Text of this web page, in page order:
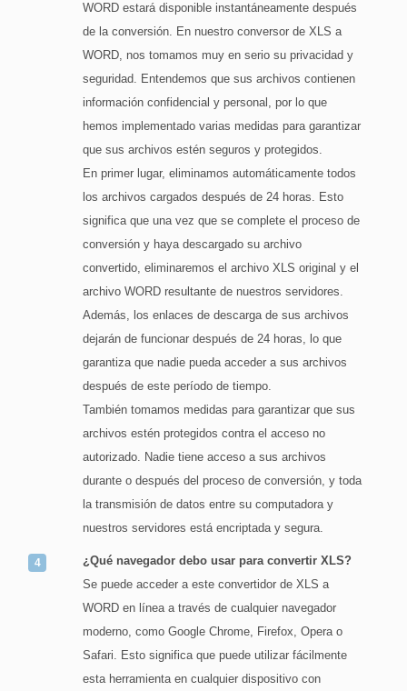
WORD estará disponible instantáneamente después
de la conversión. En nuestro conversor de XLS a
WORD, nos tomamos muy en serio su privacidad y
seguridad. Entendemos que sus archivos contienen
información confidencial y personal, por lo que
hemos implementado varias medidas para garantizar
que sus archivos estén seguros y protegidos.
En primer lugar, eliminamos automáticamente todos
los archivos cargados después de 24 horas. Esto
significa que una vez que se complete el proceso de
conversión y haya descargado su archivo
convertido, eliminaremos el archivo XLS original y el
archivo WORD resultante de nuestros servidores.
Además, los enlaces de descarga de sus archivos
dejarán de funcionar después de 24 horas, lo que
garantiza que nadie pueda acceder a sus archivos
después de este período de tiempo.
También tomamos medidas para garantizar que sus
archivos estén protegidos contra el acceso no
autorizado. Nadie tiene acceso a sus archivos
durante o después del proceso de conversión, y toda
la transmisión de datos entre su computadora y
nuestros servidores está encriptada y segura.
¿Qué navegador debo usar para convertir XLS?
Se puede acceder a este convertidor de XLS a
WORD en línea a través de cualquier navegador
moderno, como Google Chrome, Firefox, Opera o
Safari. Esto significa que puede utilizar fácilmente
esta herramienta en cualquier dispositivo con